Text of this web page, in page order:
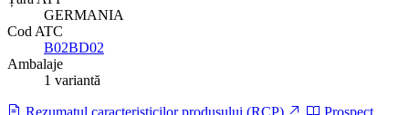
GERMANIA
Cod ATC
B02BD02
Ambalaje
1 variantă
Rezumatul caracteristicilor produsului (RCP)
Prospect